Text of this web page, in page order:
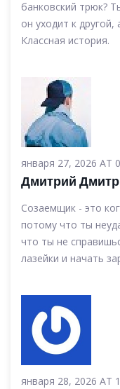
банковский трюк?
он уходит к
Классная история.
января 27, 2026 AT
Дмитрий
Созаемщик - это
потому что ты
что ты не
лазейки и начать
января 28, 2026 AT